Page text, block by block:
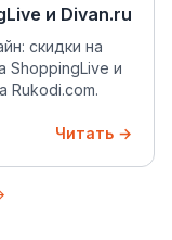
и Divan.ru
скидки на
ShoppingLive и
Rukodi.com.
Читать →